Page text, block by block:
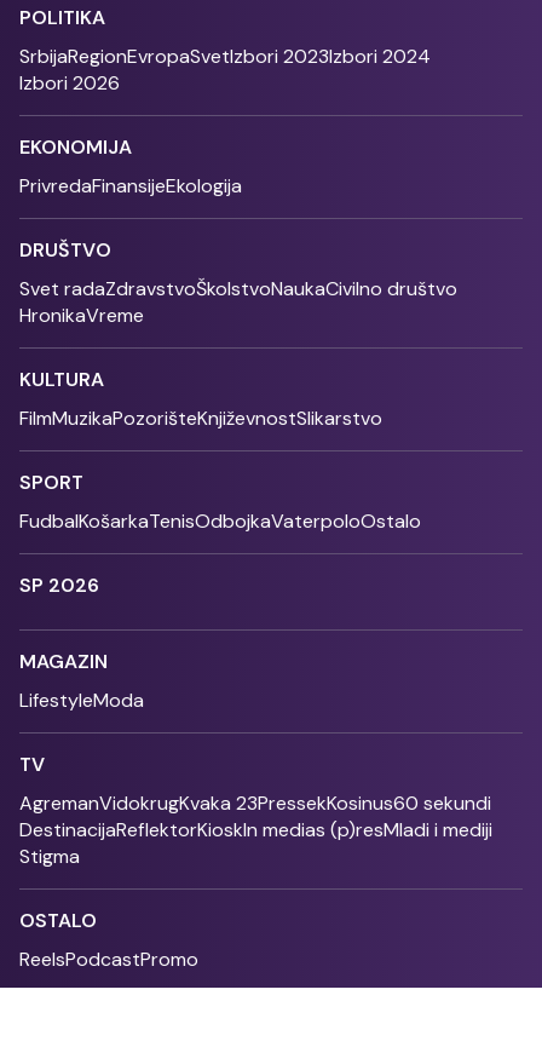
POLITIKA
SrbijaRegionEvropaSvetIzbori 2023Izbori 2024
Izbori 2026
EKONOMIJA
PrivredaFinansijeEkologija
DRUŠTVO
Svet radaZdravstvoŠkolstvoNaukaCivilno društvo
HronikaVreme
KULTURA
FilmMuzikaPozorišteKnjiževnostSlikarstvo
SPORT
FudbalKošarkaTenisOdbojkaVaterpoloOstalo
SP 2026
MAGAZIN
LifestyleModa
TV
AgremanVidokrugKvaka 23PressekKosinus60 sekundi
DestinacijaReflektorKioskIn medias (p)resMladi i mediji
Stigma
OSTALO
ReelsPodcastPromo